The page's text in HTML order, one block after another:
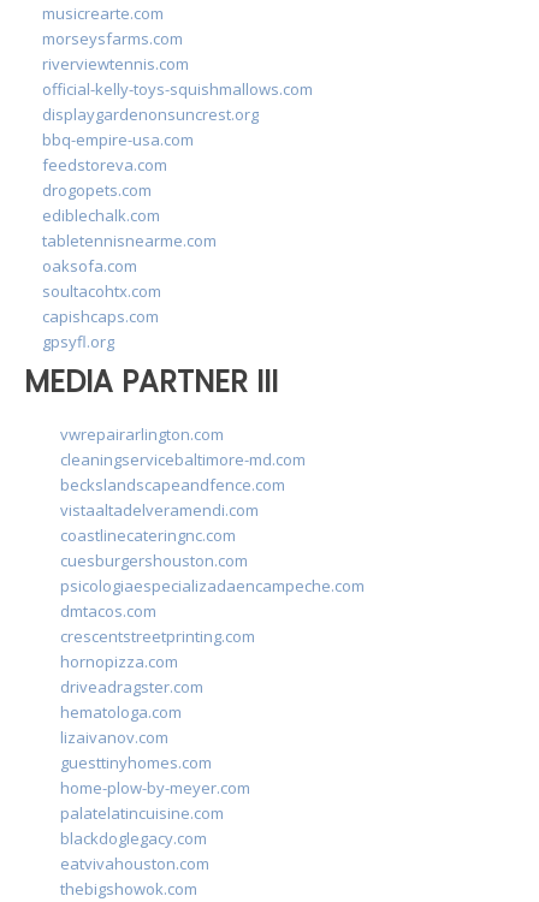
musicrearte.com
morseysfarms.com
riverviewtennis.com
official-kelly-toys-squishmallows.com
displaygardenonsuncrest.org
bbq-empire-usa.com
feedstoreva.com
drogopets.com
ediblechalk.com
tabletennisnearme.com
oaksofa.com
soultacohtx.com
capishcaps.com
gpsyfl.org
MEDIA PARTNER III
vwrepairarlington.com
cleaningservicebaltimore-md.com
beckslandscapeandfence.com
vistaaltadelveramendi.com
coastlinecateringnc.com
cuesburgershouston.com
psicologiaespecializadaencampeche.com
dmtacos.com
crescentstreetprinting.com
hornopizza.com
driveadragster.com
hematologa.com
lizaivanov.com
guesttinyhomes.com
home-plow-by-meyer.com
palatelatincuisine.com
blackdoglegacy.com
eatvivahouston.com
thebigshowok.com